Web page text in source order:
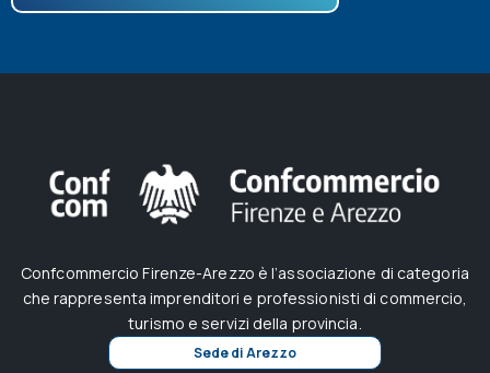
Confcommercio Firenze-Arezzo è l’associazione di categoria
che rappresenta imprenditori e professionisti di commercio,
turismo e servizi della provincia.
Sede di Arezzo